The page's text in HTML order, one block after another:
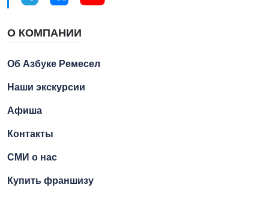
О КОМПАНИИ
Об Азбуке Ремесел
Наши экскурсии
Афиша
Контакты
СМИ о нас
Купить франшизу